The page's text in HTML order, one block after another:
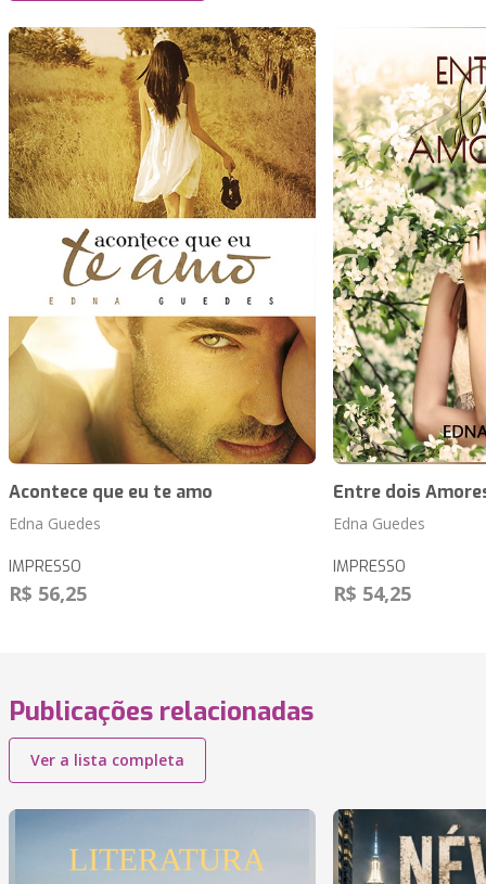
Acontece que eu te amo
Edna Guedes
IMPRESSO
R$ 56,25
Entre dois
Edna Guedes
IMPRESSO
R$ 54,25
Publicações relacionadas
Ver a lista completa